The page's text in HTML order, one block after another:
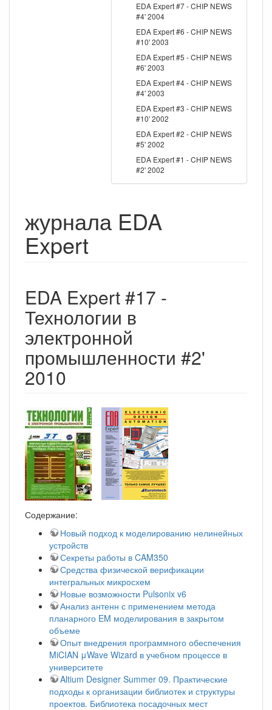
EDA Expert #7 - CHIP NEWS
#4' 2004
EDA Expert #6 - CHIP NEWS
#10' 2003
EDA Expert #5 - CHIP NEWS
#6' 2003
EDA Expert #4 - CHIP NEWS
#4' 2003
EDA Expert #3 - CHIP NEWS
#10' 2002
EDA Expert #2 - CHIP NEWS
#5' 2002
EDA Expert #1 - CHIP NEWS
#2' 2002
журнала EDA
Expert
EDA Expert #17 -
Технологии в
электронной
промышленности #2'
2010
Содержание:
Новый подход к моделированию нелинейных
устройств
Секреты работы в CAM350
Средства физической верификации
интегральных микросхем
Новые возможности Pulsonix v6
Анализ антенн с применением метода
планарного EM моделирования в закрытом
объеме
Опыт внедрения программного обеспечения
MiCIAN μWave Wizard в учебном процессе в
университете
Altium Designer Summer 09. Практические
подходы к организации библиотек и структуры
проектов. Библиотека посадочных мест